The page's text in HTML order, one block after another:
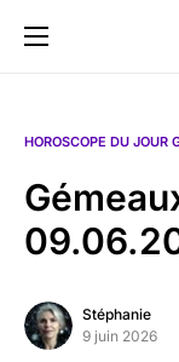
HOROSCOPE DU JOUR
Stéphanie
9 juin 2026